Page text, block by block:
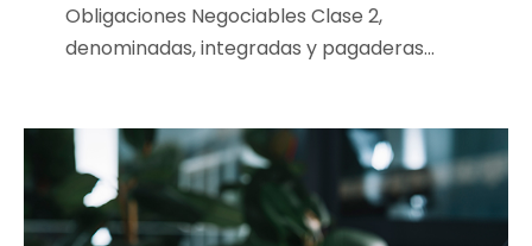
Obligaciones Negociables Clase 2,
denominadas, integradas y pagaderas...